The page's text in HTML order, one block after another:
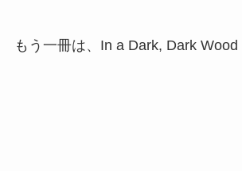
もう一冊は、In a Dark, Dark Wood